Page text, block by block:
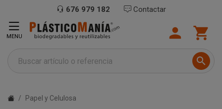
676 979 182 Contactar

 
MENU
Papel y Celulosa